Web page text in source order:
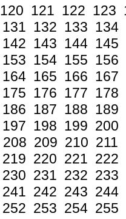
120 121 122 123
131 132 133 134
142 143 144 145
153 154 155 156
164 165 166 167
175 176 177 178
186 187 188 189
197 198 199 200
208 209 210 211
219 220 221 222
230 231 232 233
241 242 243 244
252 253 254 255